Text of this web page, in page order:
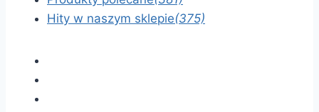
Hity w naszym sklepie(375)